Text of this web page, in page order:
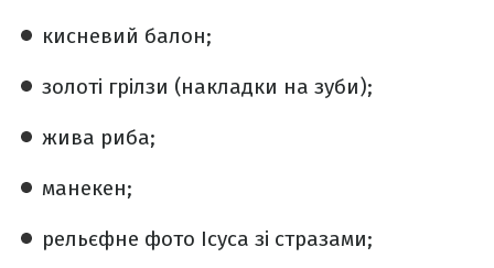
кисневий балон;
золоті грілзи (накладки на зуби);
жива риба;
манекен;
рельєфне фото Ісуса зі стразами;